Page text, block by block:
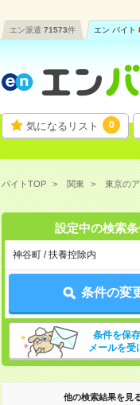
エン派遣 71573件 エン バイト
気になるリスト 0
バイトTOP 関東 東京の
設定中の検索
神谷町 / 扶養控除内
条件の変
条件を保
メールを受
他の検索結果を見